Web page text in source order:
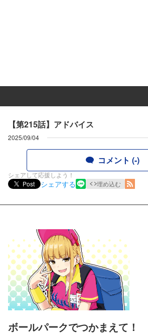
【第215話】アドバイス
2025/09/04
コメント (-)
シェアして応援しよう！
Post
シェアする 埋め込む
ボールパークでつかまえて！